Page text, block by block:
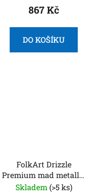
867 Kč
DO KOŠÍKU
FolkArt Drizzle
Premium mad metallic
- Sada akrylových
Skladem (>5 ks)